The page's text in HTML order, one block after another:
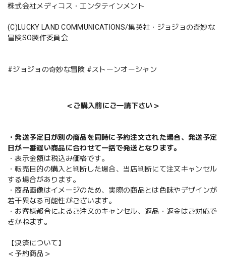
株式会社メディコス・エンタテインメント
(C)LUCKY LAND COMMUNICATIONS/集英社・ジョジョの奇妙な
冒険SO製作委員会
#ジョジョの奇妙な冒険 #ストーンオーシャン
＜ご購入前にご一読下さい＞
・発送予定日が別の商品を同時に予約注文された場合、発送予定
日が一番遅い商品に合わせて一括で発送となります。
・表示金額は税込み価格です。
・転売目的の購入と判断した場合、当店判断にて注文キャンセル
する場合があります。
・商品画像はイメージのため、実際の商品とは色味やデザインが
若干異なる可能性がございます。
・お客様都合によるご注文のキャンセル、返品・返金はご対応で
きかねます。
【決済について】
＜予約商品＞